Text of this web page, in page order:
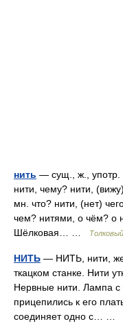
нить — сущ., ж., употр.
нити, чему? нити,
мн. что? нити, (нет)
чем? нитями, о чём? о
Шёлковая… …
НИТЬ — НИТЬ, нити,
ткацком станке. Нити
Нервные нити. Лампа с
прицепились к его
соединяет одно с… …